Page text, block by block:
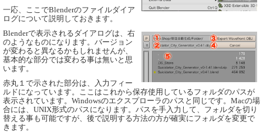
一応、ここでBlenderのファイルダイア
ログについて説明しておきます。
Blenderで表示されるダイアログは、右
のようなものになります。バージョン
が変わると異なるかもしれませんが、
基本的な部分では変わる事は無いと思
います。
赤丸１で示された部分は、入力フィー
ルドになっています。ここはこれから保存使用しているフォルダのパスが
表示されています。Windowsのエクスプローラのパスと同じです。Macの場
合には、UNIX形式のパスになります。パスを手入力して、フォルダを切り
替える事も可能ですが、後で説明する方法の方が確実にフォルダを変更で
きます。